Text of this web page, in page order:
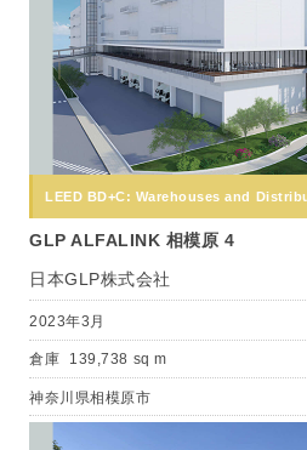
LEED BD+C: Warehouses and
GLP ALFALINK 相模原 4
日本GLP株式会社
2023年3月
倉庫 139,738 sq m
神奈川県相模原市